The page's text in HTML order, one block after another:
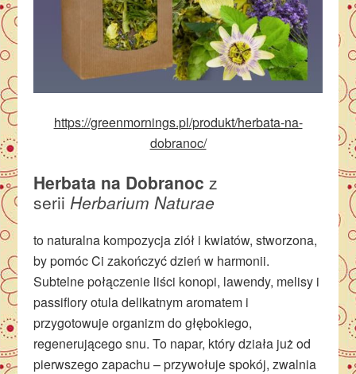
https://greenmornings.pl/produkt/herbata-na-
dobranoc/
Herbata na Dobranoc z
serii Herbarium Naturae
to naturalna kompozycja ziół i kwiatów, stworzona,
by pomóc Ci zakończyć dzień w harmonii.
Subtelne połączenie liści konopi, lawendy, melisy i
passiflory otula delikatnym aromatem i
przygotowuje organizm do głębokiego,
regenerującego snu. To napar, który działa już od
pierwszego zapachu – przywołuje spokój, zwalnia